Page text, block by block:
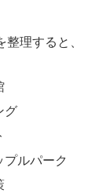
理すると、
グ
プルパーク